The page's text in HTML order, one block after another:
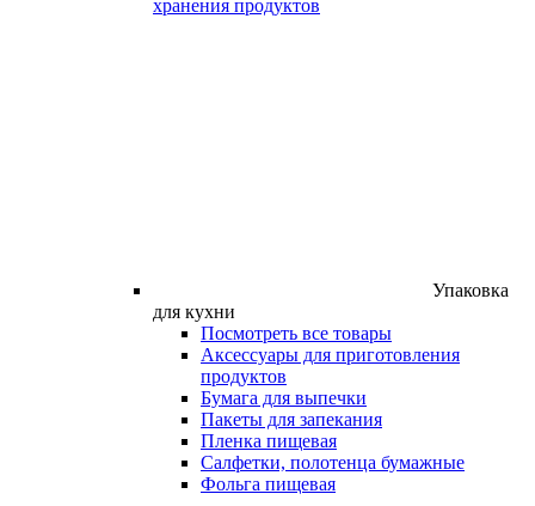
хранения продуктов
Упаковка
для кухни
Посмотреть все товары
Аксессуары для приготовления
продуктов
Бумага для выпечки
Пакеты для запекания
Пленка пищевая
Салфетки, полотенца бумажные
Фольга пищевая